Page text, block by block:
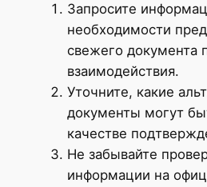
Запросите
необходимости
свежего документа
взаимодействия.
Уточните, какие
документы могут
качестве
Не забывайте
информации на